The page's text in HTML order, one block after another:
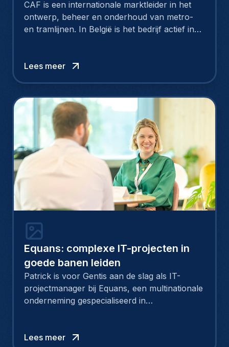
CAF is een internationale marktleider in het
ontwerp, beheer en onderhoud van metro-
en tramlijnen. In België is het bedrijf actief in
zijn onmisbaar in het groeiverhaal van CAF.
Lees meer
Equans: complexe IT-projecten in
goede banen leiden
Patrick is voor Gentis aan de slag als IT-
projectmanager bij Equans, een multinationale
onderneming gespecialiseerd in
in onze lange samenwerking met Equans. Zijn
Lees meer